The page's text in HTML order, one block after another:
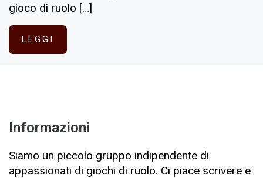
gioco di ruolo […]
LEGGI
Informazioni
Siamo un piccolo gruppo indipendente di
appassionati di giochi di ruolo. Ci piace scrivere e